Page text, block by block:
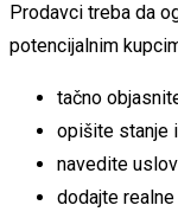
Prodavci treba da
potencijalnim
tačno
opišite stanje
navedite
dodajte